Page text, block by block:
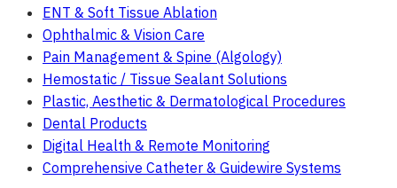
ENT & Soft Tissue Ablation
Ophthalmic & Vision Care
Pain Management & Spine (Algology)
Hemostatic / Tissue Sealant Solutions
Plastic, Aesthetic & Dermatological Procedures
Dental Products
Digital Health & Remote Monitoring
Comprehensive Catheter & Guidewire Systems